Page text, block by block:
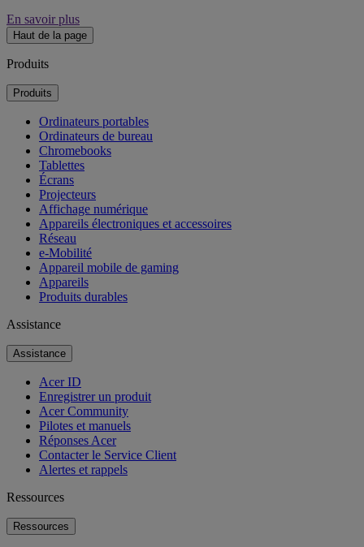
En savoir plus
Haut de la page
Produits
Produits
Ordinateurs portables
Ordinateurs de bureau
Chromebooks
Tablettes
Écrans
Projecteurs
Affichage numérique
Appareils électroniques et accessoires
Réseau
e-Mobilité
Appareil mobile de gaming
Appareils
Produits durables
Assistance
Assistance
Acer ID
Enregistrer un produit
Acer Community
Pilotes et manuels
Réponses Acer
Contacter le Service Client
Alertes et rappels
Ressources
Ressources